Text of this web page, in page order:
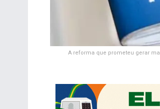
A reforma que prometeu gerar